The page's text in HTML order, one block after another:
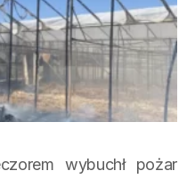
wybuchł pożar